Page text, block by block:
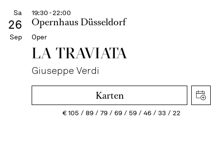
Sa
26
Sep
19:30 - 22:00
Opernhaus Düsseldorf
Oper
LA TRAVI­ATA
Giuseppe Verdi
Karten
€105 89 79 69 59 46 33 22